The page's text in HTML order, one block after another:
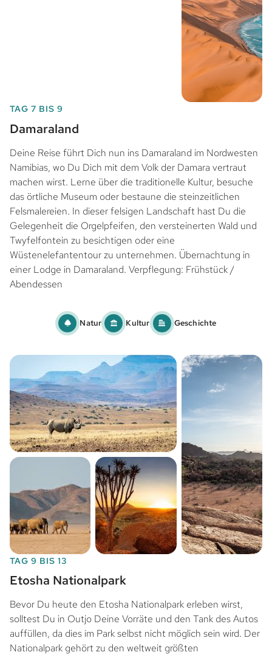
TAG 7 BIS 9
Damaraland
Deine Reise führt Dich nun ins Damaraland im Nordwesten
Namibias, wo Du Dich mit dem Volk der Damara vertraut
machen wirst. Lerne über die traditionelle Kultur, besuche
das örtliche Museum oder bestaune die steinzeitlichen
Felsmalereien. In dieser felsigen Landschaft hast Du die
Gelegenheit die Orgelpfeifen, den versteinerten Wald und
Twyfelfontein zu besichtigen oder eine
Wüstenelefantentour zu unternehmen. Übernachtung in
einer Lodge in Damaraland. Verpflegung: Frühstück /
Abendessen
Natur Kultur Geschichte
TAG 9 BIS 13
Etosha Nationalpark
Bevor Du heute den Etosha Nationalpark erleben wirst,
solltest Du in Outjo Deine Vorräte und den Tank des Autos
auffüllen, da dies im Park selbst nicht möglich sein wird. Der
Nationalpark gehört zu den weltweit größten